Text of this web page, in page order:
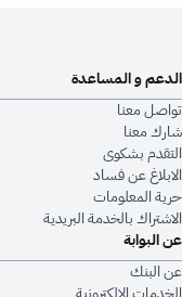
عن البوابة
عن البنك
الدعم و المساعدة
تواصل معنا
شارك معنا
التقدم بشكوى
الابلاغ عن فساد
حرية المعلومات
الاشتراك بالخدمة البريدية